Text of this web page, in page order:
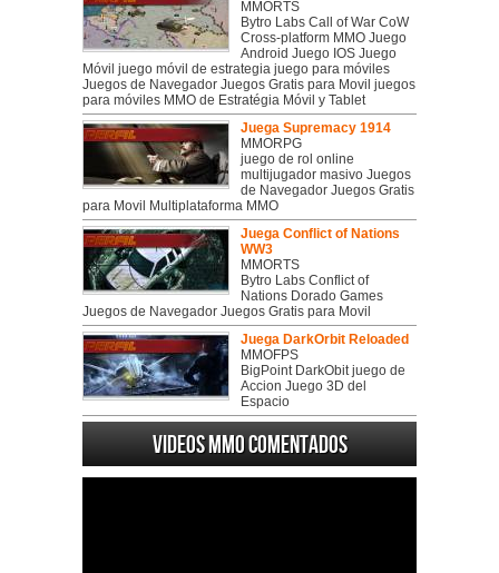
MMORTS
Bytro Labs Call of War CoW
Cross-platform MMO Juego
Android Juego IOS Juego
Móvil juego móvil de estrategia juego para móviles
Juegos de Navegador Juegos Gratis para Movil juegos
para móviles MMO de Estratégia Móvil y Tablet
Juega Supremacy 1914
MMORPG
juego de rol online
multijugador masivo Juegos
de Navegador Juegos Gratis
para Movil Multiplataforma MMO
Juega Conflict of Nations
WW3
MMORTS
Bytro Labs Conflict of
Nations Dorado Games
Juegos de Navegador Juegos Gratis para Movil
Juega DarkOrbit Reloaded
MMOFPS
BigPoint DarkObit juego de
Accion Juego 3D del
Espacio
Videos MMO Comentados